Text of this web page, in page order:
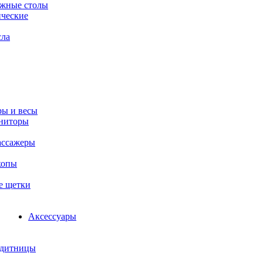
столы
и весы
щетки
Аксессуары